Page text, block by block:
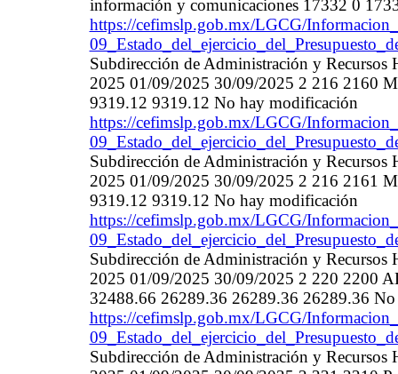
información y comunicaciones 17332 0
https://cefimslp.gob.mx/LGCG/
Subdirección de Administración y
2025 01/09/2025 30/09/2025 2 216 2160
9319.12 9319.12 No hay modificación
https://cefimslp.gob.mx/LGCG/
Subdirección de Administración y
2025 01/09/2025 30/09/2025 2 216 2161
9319.12 9319.12 No hay modificación
https://cefimslp.gob.mx/LGCG/
Subdirección de Administración y
2025 01/09/2025 30/09/2025 2 220 2200
32488.66 26289.36 26289.36 26289.36
https://cefimslp.gob.mx/LGCG/
Subdirección de Administración y